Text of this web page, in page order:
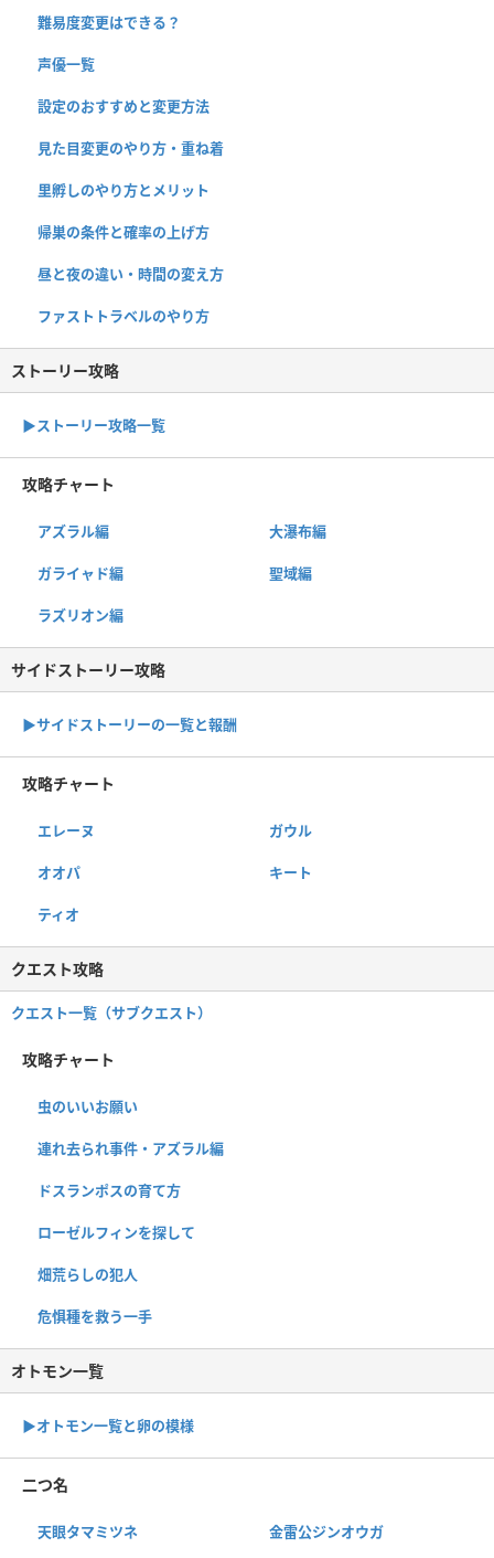
難易度変更はできる？
声優一覧
設定のおすすめと変更方法
見た目変更のやり方・重ね着
里孵しのやり方とメリット
帰巣の条件と確率の上げ方
昼と夜の違い・時間の変え方
ファストトラベルのやり方
ストーリー攻略
▶︎ストーリー攻略一覧
攻略チャート
アズラル編 大瀑布編
ガライャド編 聖域編
ラズリオン編
サイドストーリー攻略
▶サイドストーリーの一覧と報酬
攻略チャート
エレーヌ ガウル
オオパ キート
ティオ
クエスト攻略
クエスト一覧（サブクエスト）
攻略チャート
虫のいいお願い
連れ去られ事件・アズラル編
ドスランポスの育て方
ローゼルフィンを探して
畑荒らしの犯人
危惧種を救う一手
オトモン一覧
▶︎オトモン一覧と卵の模様
二つ名
天眼タマミツネ 金雷公ジンオウガ